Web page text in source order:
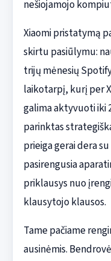
nešiojamojo
Xiaomi pristatymą
skirtu pasiūlymu:
trijų mėnesių
laikotarpį, kurį per
galima aktyvuoti iki
parinktas
prieiga gerai dera
pasirengusia
priklausys nuo
klausytojo klausos.
Tame pačiame
ausinėmis.